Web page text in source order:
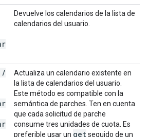
Devuelve los calendarios de la lista de
calendarios del usuario.
/
Actualiza un calendario existente en
la lista de calendarios del usuario.
Este método es compatible con la
semántica de parches. Ten en cuenta
que cada solicitud de parche
consume tres unidades de cuota. Es
preferible usar un getseguido de un